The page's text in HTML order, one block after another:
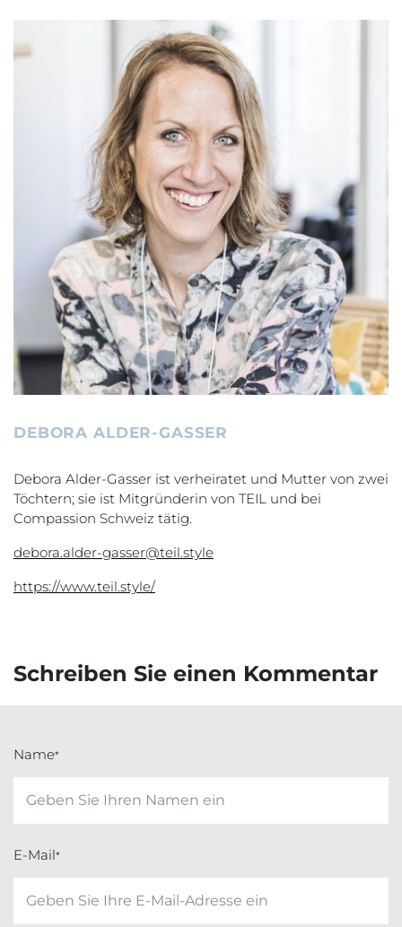
DEBORA ALDER-GASSER
Debora Alder-Gasser ist verheiratet und Mutter von zwei
Töchtern; sie ist Mitgründerin von TEIL und bei
Compassion Schweiz tätig.
debora.alder-gasser@teil.style
https://www.teil.style/
Schreiben Sie einen Kommentar
Name*
E-Mail*